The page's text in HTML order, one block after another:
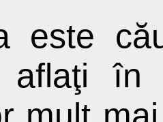
este
aflaţi în